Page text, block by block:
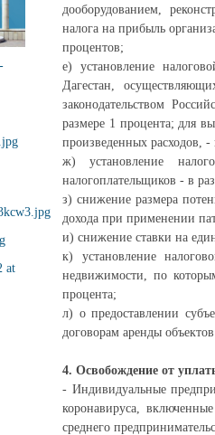
дооборудованием,
налога на прибыль
процентов;
е) установление
Дагестан,
законодательством
размере 1 процента; для
произведенных расходов,
ж) установление
налогоплательщиков - в
з) снижение размера
дохода при применении
и) снижение ставки на
к) установление
недвижимости, по
процента;
л) о предоставлении
договорам аренды
4. Освобождение от
- Индивидуальные
коронавируса,
среднего